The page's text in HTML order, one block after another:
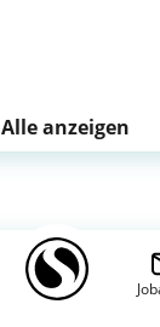
Alle anzeigen